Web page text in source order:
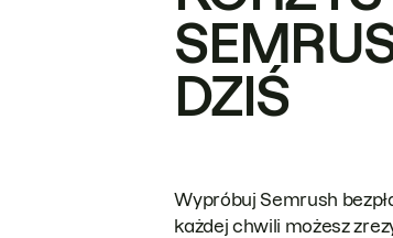
DZIŚ
Wypróbuj Semrush
każdej chwili możesz